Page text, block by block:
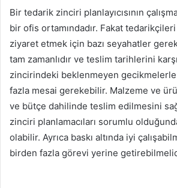
Bir tedarik zinciri planlayıcısının
bir ofis ortamındadır. Fakat
ziyaret etmek için bazı seyahatler
tam zamanlıdır ve teslim tarihlerini
zincirindeki beklenmeyen gecikmelerle
fazla mesai gerekebilir. Malzeme ve
ve bütçe dahilinde teslim edilmesini
zinciri planlamacıları sorumlu
olabilir. Ayrıca baskı altında iyi
birden fazla görevi yerine